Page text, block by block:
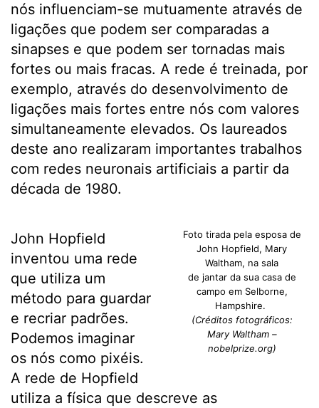
nós influenciam-se mutuamente através de
ligações que podem ser comparadas a
sinapses e que podem ser tornadas mais
fortes ou mais fracas. A rede é treinada, por
exemplo, através do desenvolvimento de
ligações mais fortes entre nós com valores
simultaneamente elevados. Os laureados
deste ano realizaram importantes trabalhos
com redes neuronais artificiais a partir da
década de 1980.
Foto tirada pela esposa de
John Hopfield, Mary
Waltham, na sala
de jantar da sua casa de
campo em Selborne,
Hampshire.
(Créditos fotográficos:
Mary Waltham –
nobelprize.org)
John Hopfield
inventou uma rede
que utiliza um
método para guardar
e recriar padrões.
Podemos imaginar
os nós como pixéis.
A rede de Hopfield
utiliza a física que descreve as